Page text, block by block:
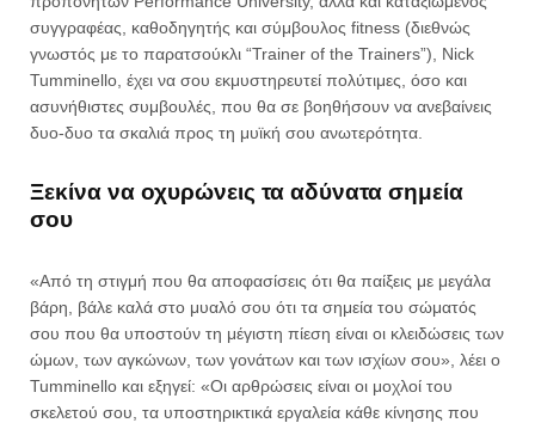
συγγραφέας, καθοδηγητής και σύμβουλος fitness (διεθνώς
γνωστός με το παρατσούκλι “Trainer of the Trainers”), Nick
Tumminello, έχει να σου εκμυστηρευτεί πολύτιμες, όσο και
ασυνήθιστες συμβουλές, που θα σε βοηθήσουν να ανεβαίνεις
δυο-δυο τα σκαλιά προς τη μυϊκή σου ανωτερότητα.
Ξεκίνα να οχυρώνεις τα αδύνατα σημεία
σου
«Από τη στιγμή που θα αποφασίσεις ότι θα παίξεις με μεγάλα
βάρη, βάλε καλά στο μυαλό σου ότι τα σημεία του σώματός
σου που θα υποστούν τη μέγιστη πίεση είναι οι κλειδώσεις των
ώμων, των αγκώνων, των γονάτων και των ισχίων σου», λέει ο
Tumminello και εξηγεί: «Οι αρθρώσεις είναι οι μοχλοί του
σκελετού σου, τα υποστηρικτικά εργαλεία κάθε κίνησης που